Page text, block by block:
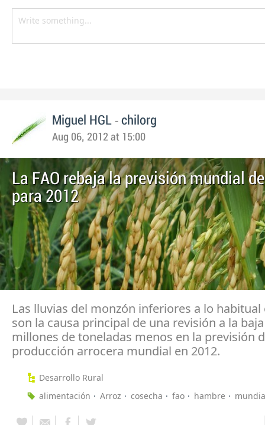
Miguel HGL - chilorg
Aug 06, 2012 at 15:00
La FAO rebaja la previsión mundial
para 2012
Las lluvias del monzón inferiores a lo habitual
son la causa principal de una revisión a la
millones de toneladas menos en la previsión
producción arrocera mundial en 2012.
Desarrollo Rural
alimentación
Arroz cosecha fao hambre